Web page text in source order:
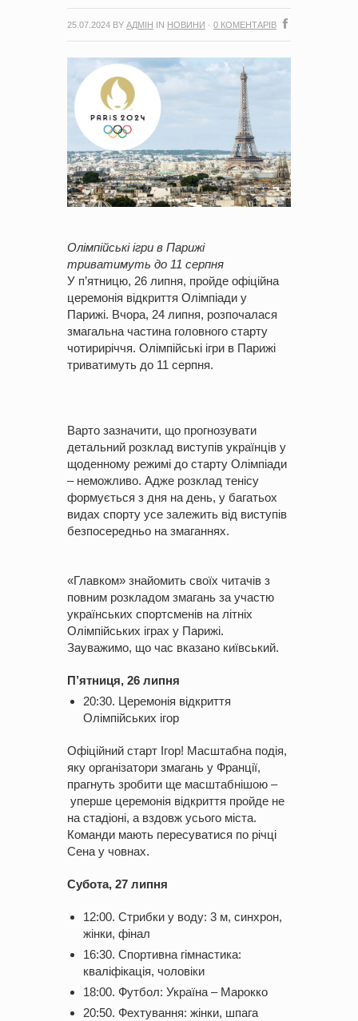
25.07.2024 BY АДМІН IN НОВИНИ · 0 КОМЕНТАРІВ
Олімпійські ігри в Парижі
триватимуть до 11 серпня
У п’ятницю, 26 липня, пройде офіційна
церемонія відкриття Олімпіади у
Парижі. Вчора, 24 липня, розпочалася
змагальна частина головного старту
чотириріччя. Олімпійські ігри в Парижі
триватимуть до 11 серпня.
Варто зазначити, що прогнозувати
детальний розклад виступів українців у
щоденному режимі до старту Олімпіади
– неможливо. Адже розклад тенісу
формується з дня на день, у багатьох
видах спорту усе залежить від виступів
безпосередньо на змаганнях.
«Главком» знайомить своїх читачів з
повним розкладом змагань за участю
українських спортсменів на літніх
Олімпійських іграх у Парижі.
Зауважимо, що час вказано київський.
П’ятниця, 26 липня
20:30. Церемонія відкриття
Олімпійських ігор
Офіційний старт Ігор! Масштабна подія,
яку організатори змагань у Франції,
прагнуть зробити ще масштабнішою –
уперше церемонія відкриття пройде не
на стадіоні, а вздовж усього міста.
Команди мають пересуватися по річці
Сена у човнах.
Субота, 27 липня
12:00. Стрибки у воду: 3 м, синхрон,
жінки, фінал
16:30. Спортивна гімнастика:
кваліфікація, чоловіки
18:00. Футбол: Україна – Марокко
20:50. Фехтування: жінки, шпага